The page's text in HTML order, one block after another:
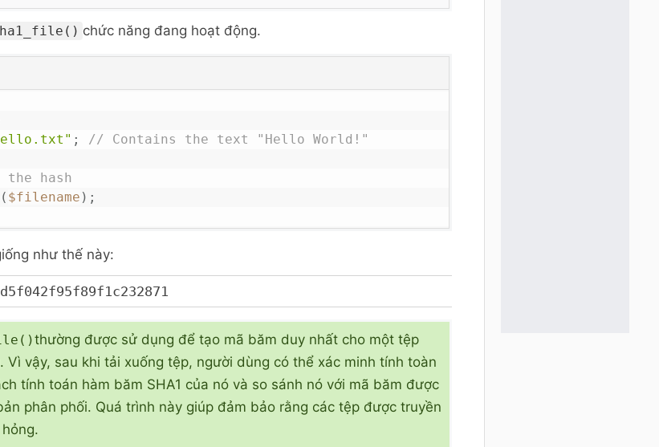
chức năng đang hoạt động.
; // Contains the text "Hello World!"
hash
( $filename ) ;
như thế này:
thường được sử dụng để tạo mã băm duy nhất cho một tệp
Vì vậy, sau khi tải xuống tệp, người dùng có thể xác minh tính toàn
tính toán hàm băm SHA1 của nó và so sánh nó với mã băm được
phân phối. Quá trình này giúp đảm bảo rằng các tệp được truyền